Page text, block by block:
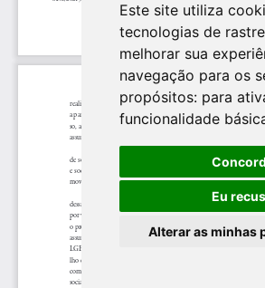
Este site utiliza
tecnologias de
melhorar sua
navegação para os
propósitos: para
funcionalidade
Eu
Alterar as minhas